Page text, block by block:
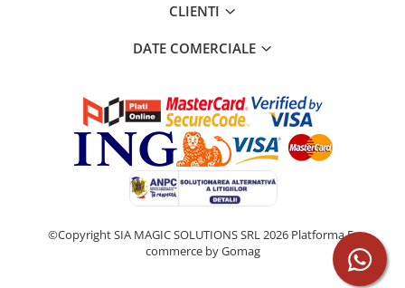
CLIENTI
DATE COMERCIALE
©Copyright SIA MAGIC SOLUTIONS SRL 2026 Platforma E-
commerce by Gomag